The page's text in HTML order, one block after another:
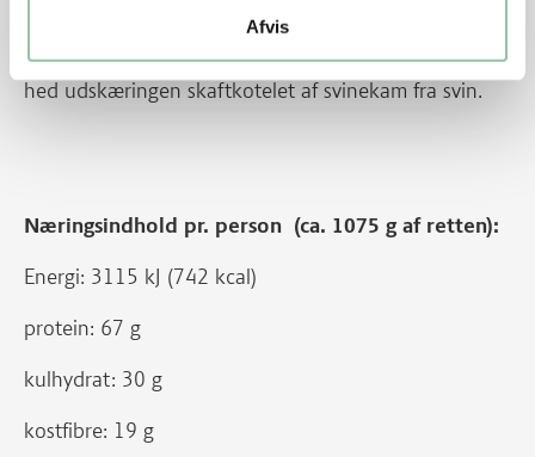
Afvis
Nu hedder det herregårdskotelet af kam fra gris. Før
hed udskæringen skaftkotelet af svinekam fra svin.
Næringsindhold pr. person (ca. 1075 g af retten):
Energi: 3115 kJ (742 kcal)
protein: 67 g
kulhydrat: 30 g
kostfibre: 19 g